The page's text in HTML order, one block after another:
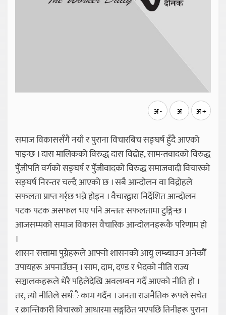
अ - अ अ +
समाज विकाससँगै नयाँ र पुराना विचारबिच सङ्घर्ष हुँदै आएको
पाइन्छ । दास मालिकको विरुद्ध दास विद्रोह, सामन्तवादको विरुद्ध
पुँजीपति वर्गको सङ्घर्ष र पुँजीवादको विरुद्ध समाजवादी विचारको
सङ्घर्ष निरन्तर चल्दै आएको छ । सबै आन्दोलन वा विद्रोहले
सफलता प्राप्त गर्र्छ भन्ने होइन । वैचारद्वारा निर्देशित आन्दोलन
पटक पटक असफल भए पनि अन्ततः सफलतामा टुङ्गिन्छ ।
आजसम्मको समाज विकास वैचारिक आन्दोलनहरूकै परिणाम हो
।
शासन सत्तामा पुग्नेहरूले आफ्नो शासनको आयु लम्ब्याउन अनेकौँ
उपायहरू अपनाउँछन् । साम, दाम, दण्ड र भेदको नीति राज्य
सञ्चालकहरूले धेरै पहिलेदेखि अवलम्बन गर्दै आएको नीति हो ।
तर, त्यो नीतिले सधँै काम गर्दैन । जनता राजनैतिक रूपले सचेत
र क्रान्तिकारी विचारको आधारमा सङ्गठित भएपछि तिनीहरू पुराना